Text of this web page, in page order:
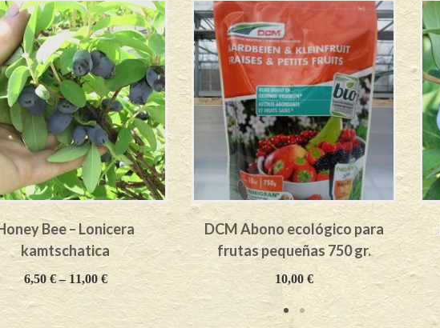
Bee – Lonicera
kamtschatica
6,50€– 11,00 €
DCM Abono ecológico para
frutas pequeñas 750 gr.
10,00 €